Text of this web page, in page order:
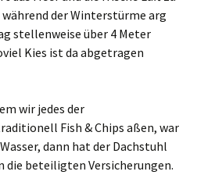
der Winterstürme arg
stellenweise über 4 Meter
Kies ist da abgetragen
wir jedes der
Fish & Chips aßen, war
dann hat der Dachstuhl
die beteiligten Versicherungen.